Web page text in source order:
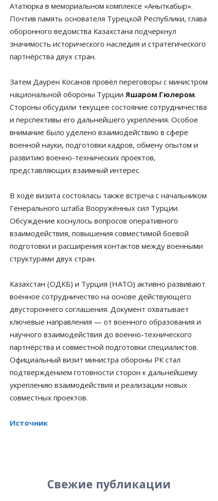
Ататюрка в мемориальном комплексе «Аныткабыр».
Почтив память основателя Турецкой Республики, глава
оборонного ведомства Казахстана подчеркнул
значимость исторического наследия и стратегического
партнёрства двух стран.
Затем Даурен Косанов провёл переговоры с министром
национальной обороны Турции Яшаром Гюлером.
Стороны обсудили текущее состояние сотрудничества
и перспективы его дальнейшего укрепления. Особое
внимание было уделено взаимодействию в сфере
военной науки, подготовки кадров, обмену опытом и
развитию военно-технических проектов,
представляющих взаимный интерес.
В ходе визита состоялась также встреча с начальником
Генерального штаба Вооружённых сил Турции.
Обсуждение коснулось вопросов оперативного
взаимодействия, повышения совместимой боевой
подготовки и расширения контактов между военными
структурами двух стран.
Казахстан (ОДКБ) и Турция (НАТО) активно развивают
военное сотрудничество на основе действующего
двустороннего соглашения. Документ охватывает
ключевые направления — от военного образования и
научного взаимодействия до военно-технического
партнёрства и совместной подготовки специалистов.
Официальный визит министра обороны РК стал
подтверждением готовности сторон к дальнейшему
укреплению взаимодействия и реализации новых
совместных проектов.
Источник
Свежие публикации